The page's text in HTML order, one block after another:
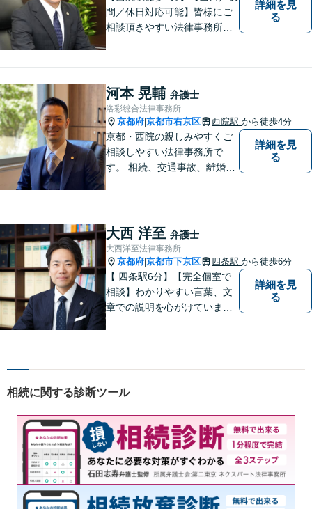
を目指します。
間／休日対応可能】皆様にご
相談頂きやすい法律事務所を
応可能。【法テラス利用可】
ご相談者様に寄り添って対
応。お悩みの方はお気軽にご
相談ください。
詳細を見
る
河本 晃輔 弁護士
洛彩総合法律事務所
京都府 京都市右京区 西院駅 から徒歩4分
京都・西院の親しみやすくご
相談しやすい法律事務所で
す。 相続、交通事故、離婚、
詳細を見
る
大西 洋至 弁護士
大西洋至法律事務所
京都府 京都市下京区 四条駅 から徒歩6分
【 四条駅6分】【完全個室で
相談】わかりやすい言葉、文
章での説明を心がけていま
気軽にご相談下さい。
詳細を見
る
相続に関する診断ツール